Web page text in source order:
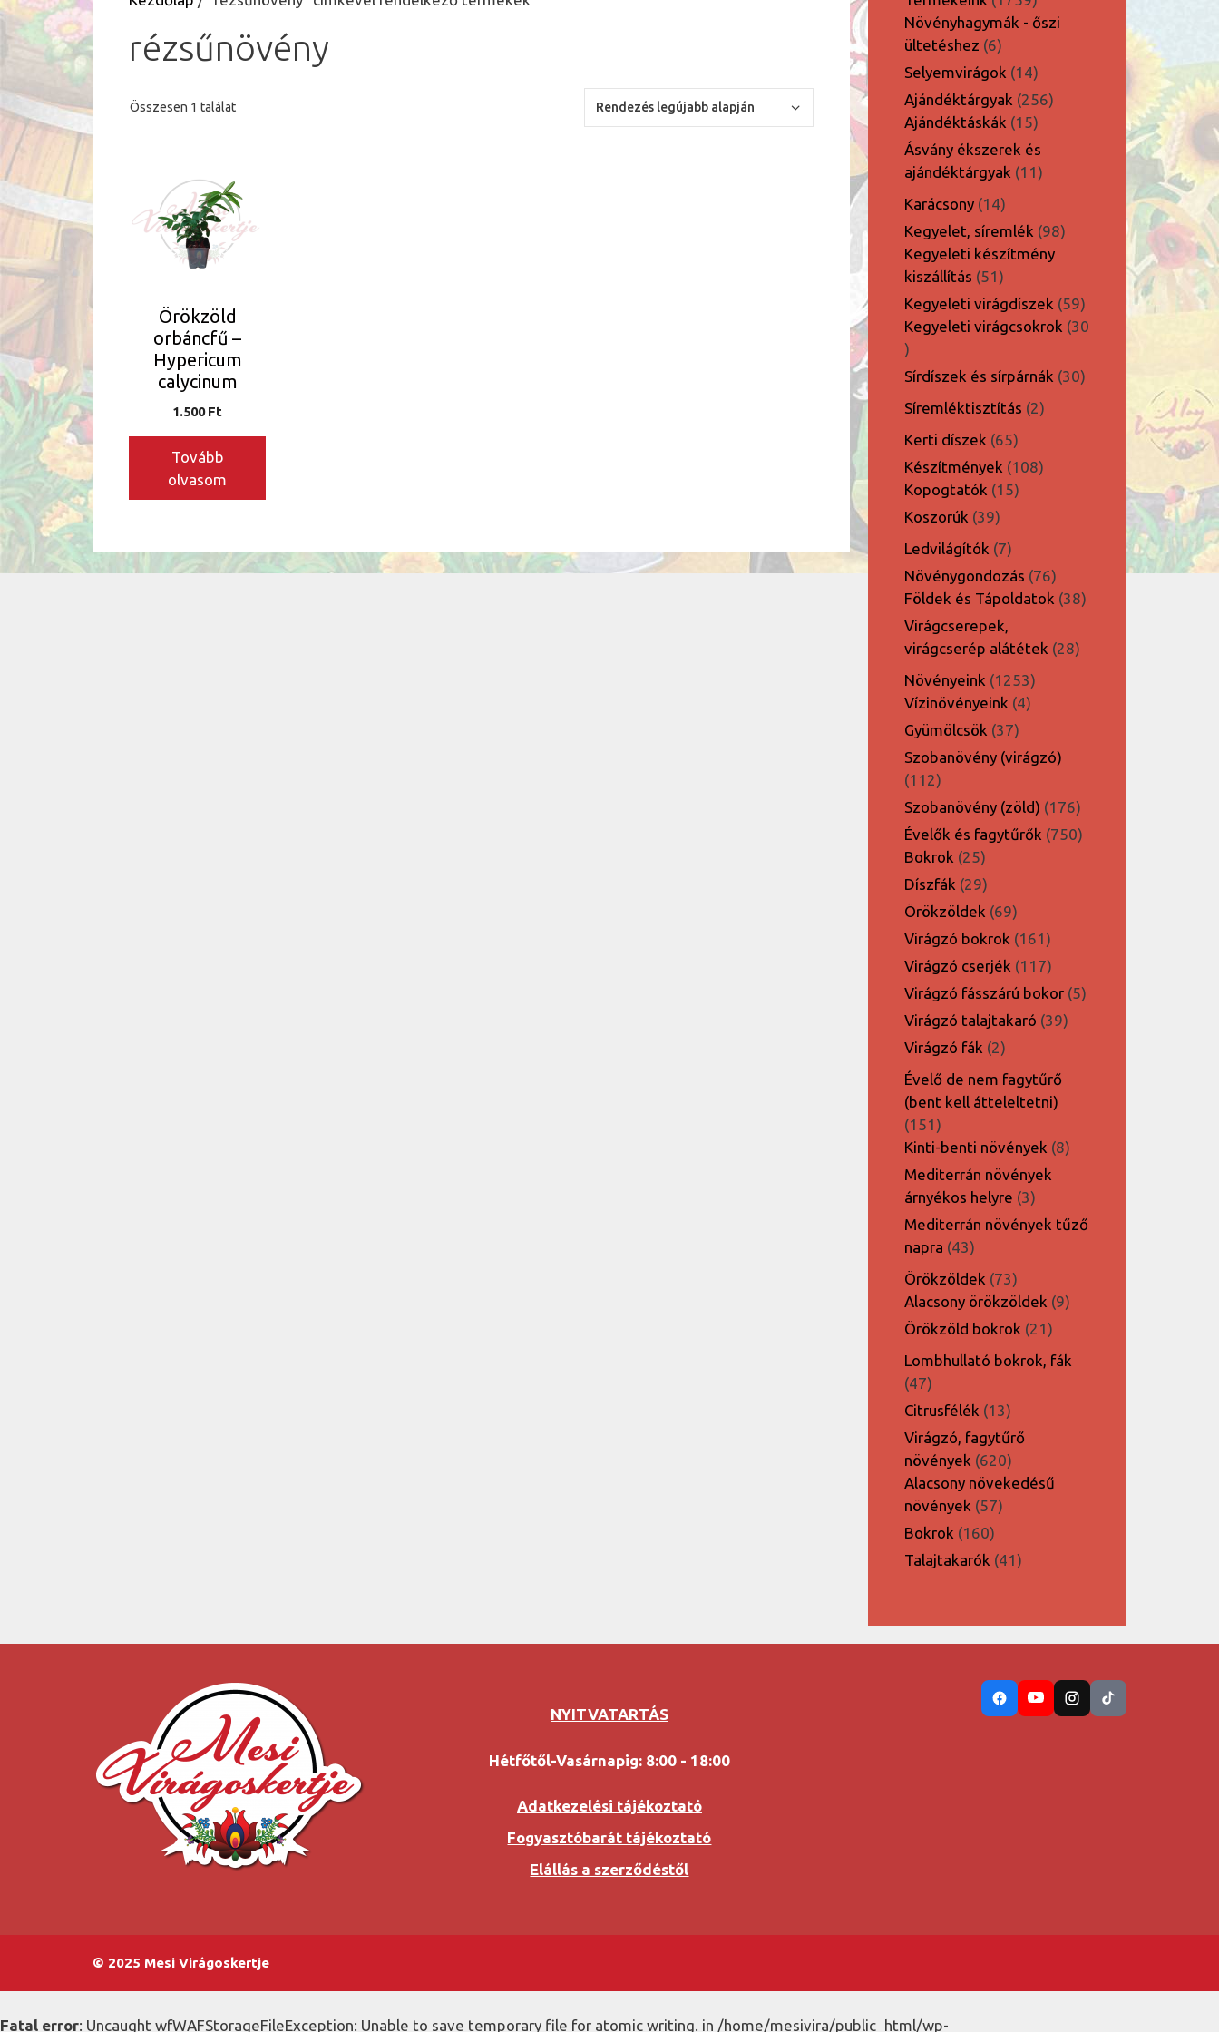
rézsűnövény
Összesen 1 találat
Örökzöld
orbáncfű –
Hypericum
calycinum
1.500Ft
Tovább
olvasom
termék
Növényhagymák - őszi
ültetéshez 66
termék
Selyemvirágok 1414
termék
Ajándéktárgyak 256256
Ajándéktáskák 1515
termék
Ásvány ékszerek és
ajándéktárgyak
1111
Karácsony 1414
termék
Kegyelet, síremlék 9898
Kegyeleti készítmény
kiszállítás 5151
termék
Kegyeleti virágdíszek 5959
termék
Kegyeleti virágcsokrok 30
30
termék
Sírdíszek és sírpárnák 3030
Síremléktisztítás 22
Kerti díszek 6565
termék
Készítmények 108108
Kopogtatók 1515
Koszorúk 3939
termék
Ledvilágítók 77
termék
Növénygondozás 7676
termék
Földek és Tápoldatok 3838
Virágcserepek,
virágcserép alátétek 2828
Növényeink 12531253
termék
Vízinövényeink 44
Gyümölcsök 3737
termék
Szobanövény (virágzó)
112112
termék
Szobanövény (zöld) 176176
termék
Évelők és fagytűrők 750750
Bokrok 2525
termék
Díszfák 2929
termék
Örökzöldek 6969
termék
Virágzó bokrok 161161
termék
Virágzó cserjék 117117
termék
Virágzó fásszárú bokor 55
Virágzó talajtakaró 3939
Virágzó fák 22
termék
Évelő de nem fagytűrő
(bent kell átteleltetni)
151151
termék
Kinti-benti növények 88
Mediterrán növények
árnyékos helyre 33
termék
Mediterrán növények tűző
napra 4343
termék
Örökzöldek 7373
termék
Alacsony örökzöldek 99
Örökzöld bokrok 2121
termék
Lombhullató bokrok, fák
4747
termék
Citrusfélék 1313
termék
Virágzó, fagytűrő
növények 620620
termék
Alacsony növekedésű
növények 5757
Bokrok 160160
termék
Talajtakarók 4141
NYITVATARTÁS
Hétfőtől-Vasárnapig: 8:00 - 18:00
Adatkezelési tájékoztató
Fogyasztóbarát tájékoztató
Elállás a szerződéstől
© 2025 Mesi Virágoskertje
Fatal error: Uncaught wfWAFStorageFileException: Unable to save temporary file for atomic writing. in /home/mesivira/public_html/wp-